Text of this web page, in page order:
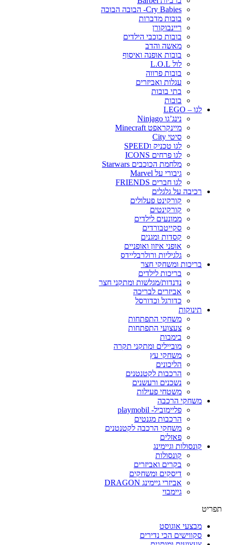
Cry Babies- הבובה הבוכה
בובות מדברות
ריינבוקורן
בובות כוכבי הילדים
מאשה והדב
בובות אופנה ואיסוף
לול L.O.L
בובות פרווה
עגלות ואביזרים
בתי בובות
בובות
לגו – LEGO
נינג’גו Ninjago
מיינקראפט Minecraft
סיטי City
לגו טכניק וSPEED
לגו פרחים ICONS
מלחמת הכוכבים Starwars
גיבורי על Marvel
לגו חברים FRIENDS
רכיבה על גלגלים
קורקינט פעלולים
קורקינטים
ממונעים לילדים
סקייטבורדים
קסדות ומגנים
אופני איזון ואופניים
גלגיליות ורולרבליידס
בריכות ומשחקי חצר
בריכות לילדים
נדנדות/מגלשות ומתקני חצר
אביזרים לבריכה
כדורגל וכדורסל
תינוקות
משחקי התפתחות
צעצועי התפתחות
בימבות
מוביילים ומתקני תקרה
משחקי עץ
הליכונים
הרכבות לקטנטנים
נשכנים ורעשנים
משטחי פעילות
משחקי הרכבה
פליימוביל- playmobil
הרכבות מגנטים
משחקי הרכבה לקטנטנים
פאזלים
קונסולות וגיימינג
קונסולות
בקרים ואביזרים
דיסקים ומשחקים
אביזרי גיימינג DRAGON
גיימבוי
תפריט
מבצעי אוגוסט
סקווישים הכי נדירים